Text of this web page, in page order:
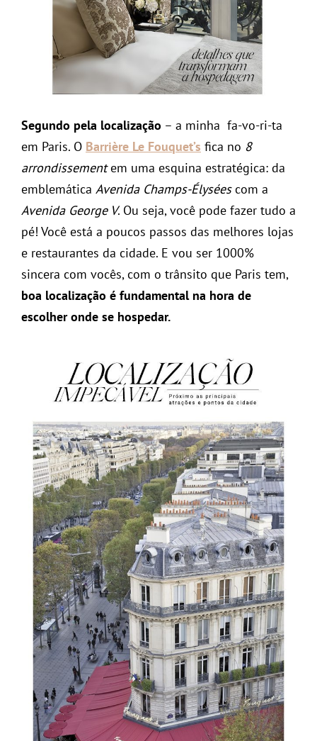
Segundo pela localização – a minha fa-vo-ri-ta
em Paris. O Barrière Le Fouquet’s fica no 8
arrondissementem uma esquina estratégica: da
emblemática Avenida Champs-Élyséescom a
Avenida George V. Ou seja, você pode fazer tudo a
pé! Você está a poucos passos das melhores lojas
e restaurantes da cidade. E vou ser 1000%
sincera com vocês, com o trânsito que Paris tem,
boa localização é fundamental na hora de
escolher onde se hospedar.